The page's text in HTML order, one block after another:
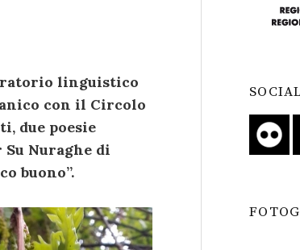
linguistico
con il Circolo
due poesie
Nuraghe di
buono”.
SOCIAL